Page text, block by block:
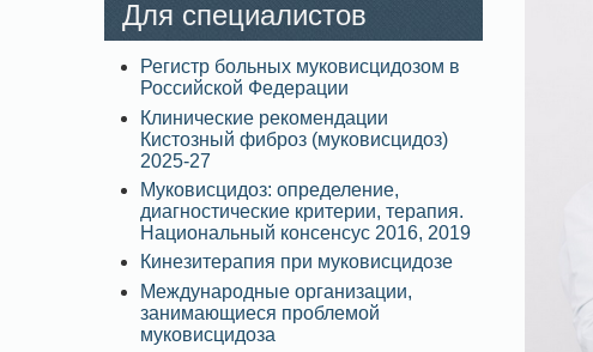
Для специалистов
Регистр больных муковисцидозом в
Российской Федерации
Клинические рекомендации
Кистозный фиброз (муковисцидоз)
2025-27
Муковисцидоз: определение,
диагностические критерии, терапия.
Национальный консенсус 2016, 2019
Кинезитерапия при муковисцидозе
Международные организации,
занимающиеся проблемой
муковисцидоза